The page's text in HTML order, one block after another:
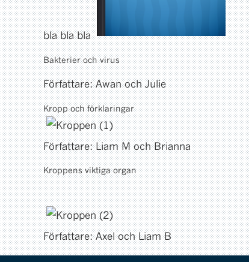
bla bla bla
Bakterier och virus
Författare: Awan och Julie
Kropp och förklaringar
Författare: Liam M och Brianna
Kroppens viktiga organ
Författare: Axel och Liam B